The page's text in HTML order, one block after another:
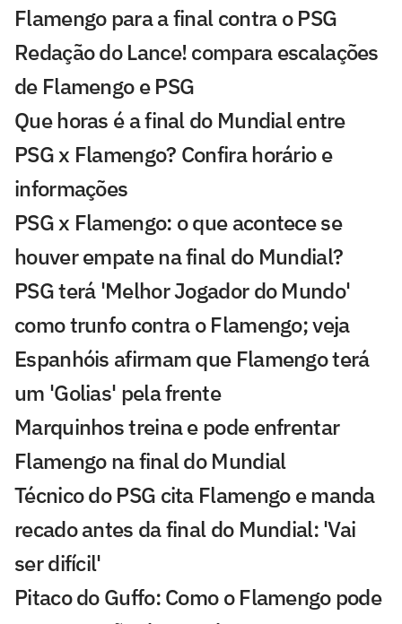
Flamengo para a final contra o PSG
Redação do Lance! compara escalações
de Flamengo e PSG
Que horas é a final do Mundial entre
PSG x Flamengo? Confira horário e
informações
PSG x Flamengo: o que acontece se
houver empate na final do Mundial?
PSG terá 'Melhor Jogador do Mundo'
como trunfo contra o Flamengo; veja
Espanhóis afirmam que Flamengo terá
um 'Golias' pela frente
Marquinhos treina e pode enfrentar
Flamengo na final do Mundial
Técnico do PSG cita Flamengo e manda
recado antes da final do Mundial: 'Vai
ser difícil'
Pitaco do Guffo: Como o Flamengo pode